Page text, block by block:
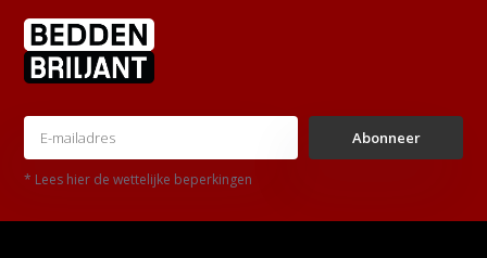
Abonneer
* Lees hier de wettelijke beperkingen